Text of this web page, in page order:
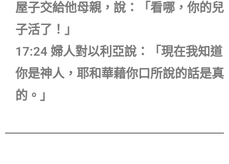
屋子交給他母親，說：「看哪，你的兒
子活了！」
17:24 婦人對以利亞說：「現在我知道
你是神人，耶和華藉你口所說的話是真
的。」